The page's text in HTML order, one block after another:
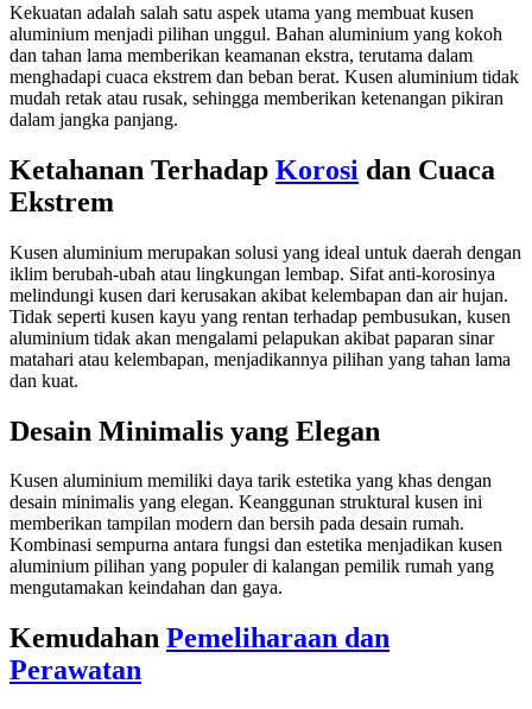
Kekuatan adalah salah satu aspek utama yang membuat kusen
aluminium menjadi pilihan unggul. Bahan aluminium yang kokoh
dan tahan lama memberikan keamanan ekstra, terutama dalam
menghadapi cuaca ekstrem dan beban berat. Kusen aluminium tidak
mudah retak atau rusak, sehingga memberikan ketenangan pikiran
dalam jangka panjang.
Ketahanan Terhadap Korosi dan Cuaca
Ekstrem
Kusen aluminium merupakan solusi yang ideal untuk daerah dengan
iklim berubah-ubah atau lingkungan lembap. Sifat anti-korosinya
melindungi kusen dari kerusakan akibat kelembapan dan air hujan.
Tidak seperti kusen kayu yang rentan terhadap pembusukan, kusen
aluminium tidak akan mengalami pelapukan akibat paparan sinar
matahari atau kelembapan, menjadikannya pilihan yang tahan lama
dan kuat.
Desain Minimalis yang Elegan
Kusen aluminium memiliki daya tarik estetika yang khas dengan
desain minimalis yang elegan. Keanggunan struktural kusen ini
memberikan tampilan modern dan bersih pada desain rumah.
Kombinasi sempurna antara fungsi dan estetika menjadikan kusen
aluminium pilihan yang populer di kalangan pemilik rumah yang
mengutamakan keindahan dan gaya.
Kemudahan Pemeliharaan dan
Perawatan